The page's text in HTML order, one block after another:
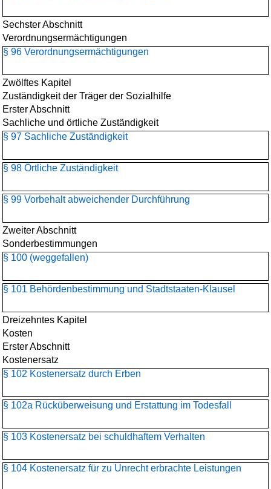
Sechster Abschnitt
Verordnungsermächtigungen
§ 96 Verordnungsermächtigungen
Zwölftes Kapitel
Zuständigkeit der Träger der Sozialhilfe
Erster Abschnitt
Sachliche und örtliche Zuständigkeit
§ 97 Sachliche Zuständigkeit
§ 98 Örtliche Zuständigkeit
§ 99 Vorbehalt abweichender Durchführung
Zweiter Abschnitt
Sonderbestimmungen
§ 100 (weggefallen)
§ 101 Behördenbestimmung und Stadtstaaten-Klausel
Dreizehntes Kapitel
Kosten
Erster Abschnitt
Kostenersatz
§ 102 Kostenersatz durch Erben
§ 102a Rücküberweisung und Erstattung im Todesfall
§ 103 Kostenersatz bei schuldhaftem Verhalten
§ 104 Kostenersatz für zu Unrecht erbrachte Leistungen